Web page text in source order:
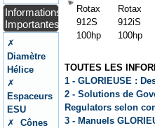
Informations
Importantes
✗
Diamètre
Hélice
✗
Espaceurs
ESU
✗
Cônes
TOUTES LES
1 - GLORIEUSE :
2 - Solutions de
Regulators selon
3 - Manuels